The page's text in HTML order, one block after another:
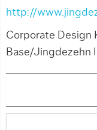
http://
Corporate Design
Base/Jingdezehn